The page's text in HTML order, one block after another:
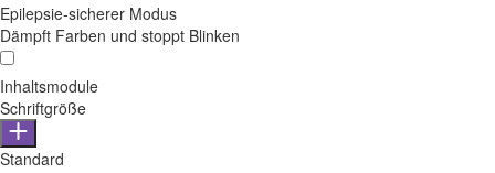
Epilepsie-sicherer Modus
Dämpft Farben und stoppt Blinken
Inhaltsmodule
Schriftgröße
Standard